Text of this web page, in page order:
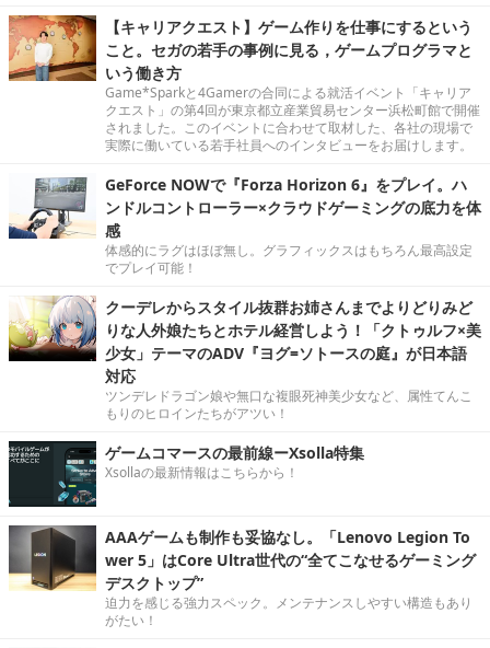
【キャリアクエスト】ゲーム作りを仕事にするという
こと。セガの若手の事例に見る，ゲームプログラマと
いう働き方
Game*Sparkと4Gamerの合同による就活イベント「キャリア
クエスト」の第4回が東京都立産業貿易センター浜松町館で開催
されました。このイベントに合わせて取材した、各社の現場で
実際に働いている若手社員へのインタビューをお届けします。
GeForce NOWで『Forza Horizon 6』をプレイ。ハ
ンドルコントローラー×クラウドゲーミングの底力を体
感
体感的にラグはほぼ無し。グラフィックスはもちろん最高設定
でプレイ可能！
クーデレからスタイル抜群お姉さんまでよりどりみど
りな人外娘たちとホテル経営しよう！「クトゥルフ×美
少女」テーマのADV『ヨグ=ソトースの庭』が日本語
対応
ツンデレドラゴン娘や無口な複眼死神美少女など、属性てんこ
もりのヒロインたちがアツい！
ゲームコマースの最前線ーXsolla特集
Xsollaの最新情報はこちらから！
AAAゲームも制作も妥協なし。「Lenovo Legion To
wer 5」はCore Ultra世代の“全てこなせるゲーミング
デスクトップ”
迫力を感じる強力スペック。メンテナンスしやすい構造もあり
がたい！